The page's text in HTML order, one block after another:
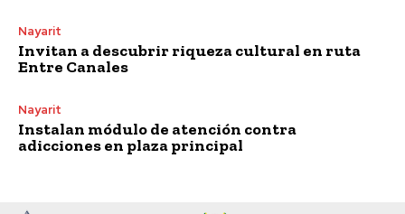
Nayarit
Invitan a descubrir riqueza cultural en ruta
Entre Canales
Nayarit
Instalan módulo de atención contra
adicciones en plaza principal